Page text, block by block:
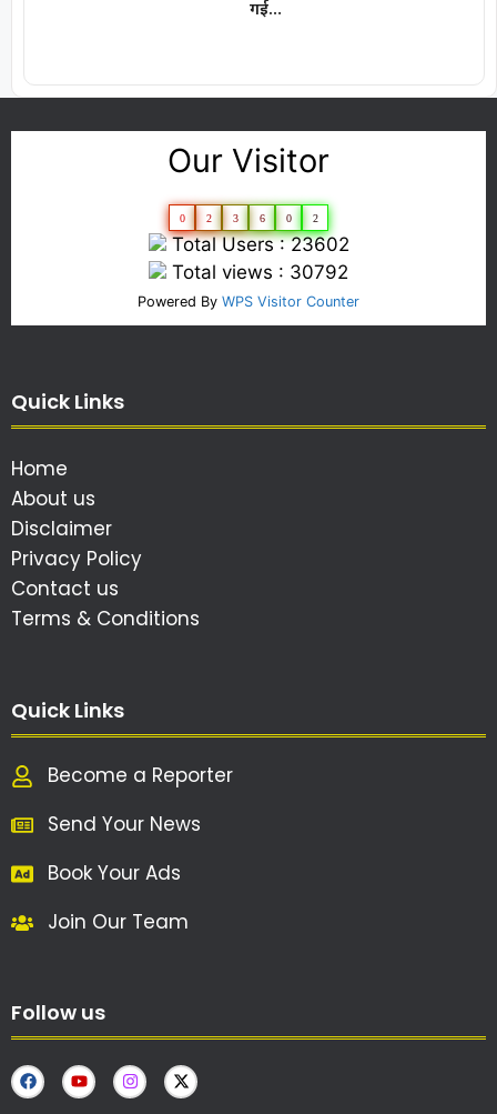
गई…
Our Visitor
0 2 3 6 0 2
Total Users : 23602
Total views : 30792
Powered By WPS Visitor Counter
Quick Links
Home
About us
Disclaimer
Privacy Policy
Contact us
Terms & Conditions
Quick Links
Become a Reporter
Send Your News
Book Your Ads
Join Our Team
Follow us